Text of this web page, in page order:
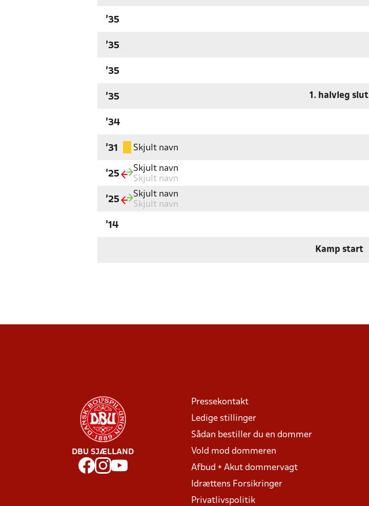
'35
'35
'35
'35 1. halvleg slut
'34
'31 Skjult navn
'25
Skjult navn
Skjult navn
'25
Skjult navn
Skjult navn
'14
Kamp start
DBU SJÆLLAND
Pressekontakt
Ledige stillinger
Sådan bestiller du en dommer
Vold mod dommeren
Afbud + Akut dommervagt
Idrættens Forsikringer
Privatlivspolitik